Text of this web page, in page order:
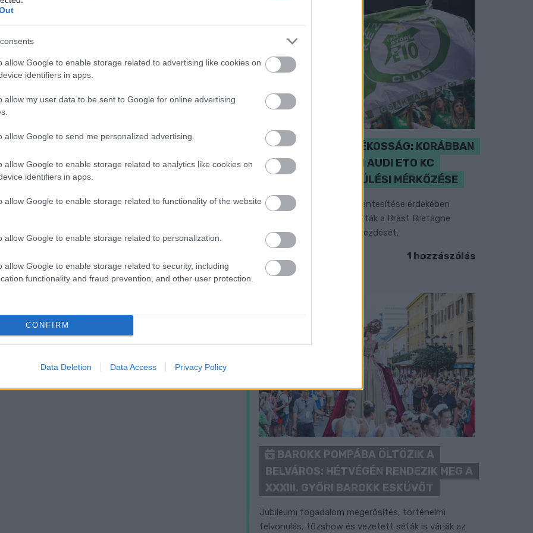
allow Google to enable storage related to advertising like cookies on
identifiers in apps.
allow my user data to be sent to Google for online advertising
allow Google to send me personalized advertising.
allow Google to enable storage related to analytics like cookies on
identifiers in apps.
allow Google to enable storage related to functionality of the website
allow Google to enable storage related to personalization.
allow Google to enable storage related to security, including
functionality and fraud prevention, and other user protection.
CONFIRM
Data Deletion Data Access Privacy Policy
ENERGIATAKARÉKOSSÁG: KORÁBBAN
KEZDŐDIK A GYŐRI AUDI ETO KC
PÉNTEKI FELKÉSZÜLÉSI MÉRKŐZÉSE
Az energiaellátás tehermentesítése érdekében
másfél órával előrébb hozták a Brest Bretagne
Handball elleni találkozó kezdését.
1 hozzászólás
BAROKK POMPÁBA ÖLTÖZIK A
BELVÁROS: HÉTVÉGÉN RENDEZIK MEG A
XXXIII. GYŐRI BAROKK ESKÜVŐT
Jubileumi fogadalom megerősítés, történelmi
felvonulás, tűzshow és vezetett séták is várják az